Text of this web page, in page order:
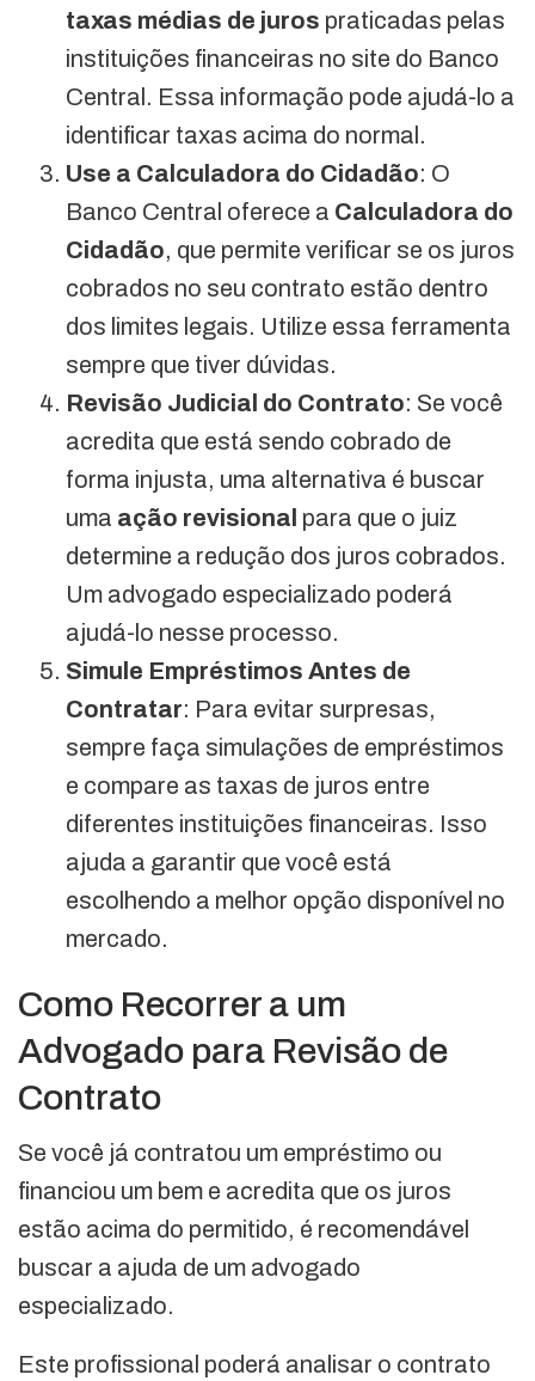
taxas médias de juros praticadas pelas
instituições financeiras no site do Banco
Central. Essa informação pode ajudá-lo a
identificar taxas acima do normal.
Use a Calculadora do Cidadão: O
Banco Central oferece a Calculadora do
Cidadão, que permite verificar se os juros
cobrados no seu contrato estão dentro
dos limites legais. Utilize essa ferramenta
sempre que tiver dúvidas.
Revisão Judicial do Contrato: Se você
acredita que está sendo cobrado de
forma injusta, uma alternativa é buscar
uma ação revisional para que o juiz
determine a redução dos juros cobrados.
Um advogado especializado poderá
ajudá-lo nesse processo.
Simule Empréstimos Antes de
Contratar: Para evitar surpresas,
sempre faça simulações de empréstimos
e compare as taxas de juros entre
diferentes instituições financeiras. Isso
ajuda a garantir que você está
escolhendo a melhor opção disponível no
mercado.
Como Recorrer a um
Advogado para Revisão de
Contrato
Se você já contratou um empréstimo ou
financiou um bem e acredita que os juros
estão acima do permitido, é recomendável
buscar a ajuda de um advogado
especializado.
Este profissional poderá analisar o contrato